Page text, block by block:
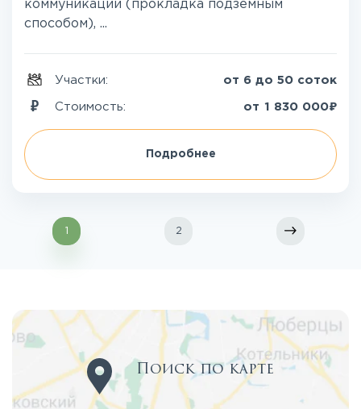
коммуникации (прокладка подземным
способом), ...
Участки: от 6 до 50 соток
Стоимость: от 1 830 000₽
Подробнее
1 2
Поиск по карте